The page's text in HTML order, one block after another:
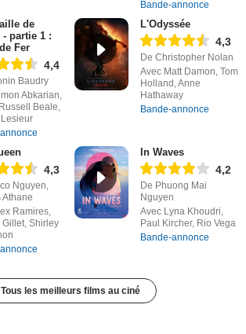
Bande-annonce
de
- partie 1 :
Fer
4,4
Baudry
Abkarian,
Beale,
L'Odyssée
4,3
De Christopher Nolan
Avec Matt Damon, Tom
Holland, Anne
Hathaway
Bande-annonce
4,3
Nguyen,
Athane
Ramires,
Gillet, Shirley
In Waves
4,2
De Phuong Mai
Nguyen
Avec Lyna Khoudri,
Paul Kircher, Rio Vega
Bande-annonce
Tous les meilleurs films au ciné